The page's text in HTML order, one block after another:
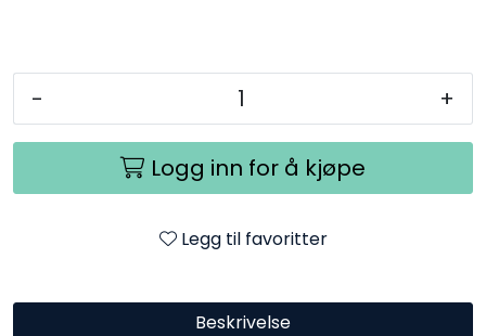
- +
Logg inn for å kjøpe
Legg til favoritter
Beskrivelse